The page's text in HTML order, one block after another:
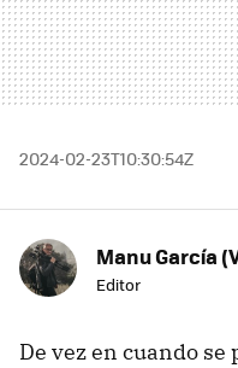
2024-02-23T10:30:54Z
Manu García
Editor
De vez en cuando